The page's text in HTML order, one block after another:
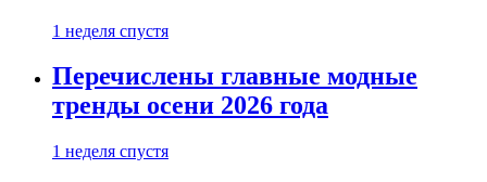
1 неделя спустя
Перечислены главные модные
тренды осени 2026 года
1 неделя спустя